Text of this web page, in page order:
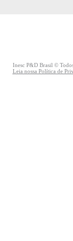
Inesc P&D Brasil ©
Leia nossa Política de